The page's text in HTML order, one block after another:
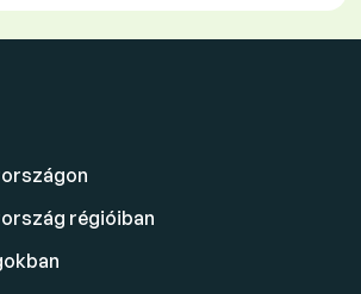
régióiban